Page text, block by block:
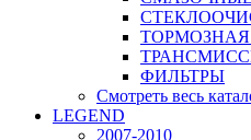
ФИЛЬТРЫ
Смотреть весь
LEGEND
2007-2010